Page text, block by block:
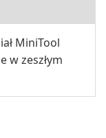
MiniTool
w zeszłym